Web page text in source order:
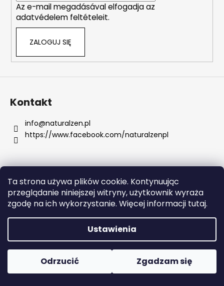
Ta strona używa plików cookie. Kontynuując
przeglądanie niniejszej witryny, użytkownik wyraża
zgodę na ich wykorzystanie. Więcej informacji tutaj.
Ustawienia
Odrzucić Zgadzam się
a
s
P
l
e
c
a
m
y
DERMEDIC
SERUM
Az e-mail megadásával elfogadja az
adatvédelem feltételeit.
ZALOGUJ SIĘ
Kontakt
info@naturalzen.pl
https://www.facebook.com/naturalzenpl
Opracował Shoptet
Copyright 2026Naturalzen. Wszystkie prawa
zastrzeżone.
Edytuj ustawienia plików cookie